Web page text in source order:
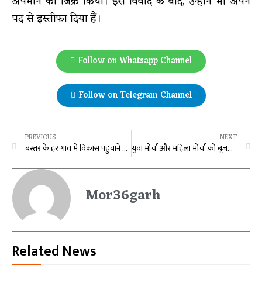
पद से इस्तीफा दिया हैं।
Follow on Whatsapp Channel
Follow on Telegram Channel
PREVIOUS
बस्तर के हर गांव में विकास पहुंचाने सरकार नक्सलियों से चर्चा के लिए तैयार -डिप्टी सीएम विजय शर्मा
NEXT
युवा मोर्चा और महिला मोर्चा को बृजमोहन अग्रवाल ने सिखाया बूथ मैनेजेंट
Mor36garh
Related News